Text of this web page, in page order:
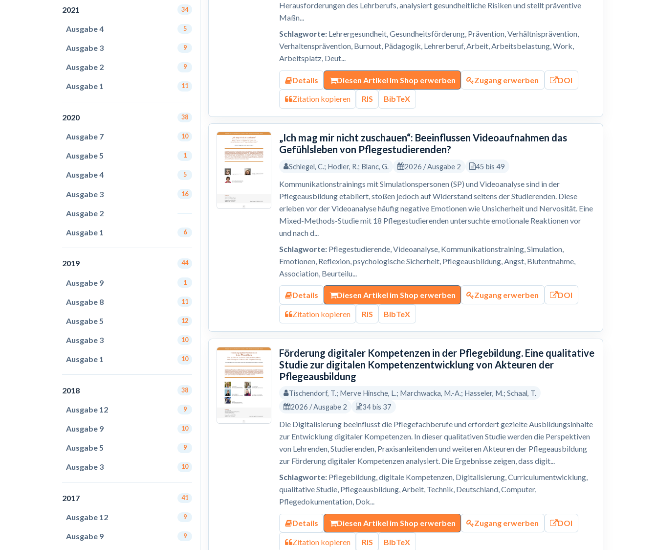
2021 34
Ausgabe 4 5
Ausgabe 3 9
Ausgabe 2 9
Ausgabe 1 11
2020 38
Ausgabe 7 10
Ausgabe 5 1
Ausgabe 4 5
Ausgabe 3 16
Ausgabe 2
Ausgabe 1 6
2019 44
Ausgabe 9 1
Ausgabe 8 11
Ausgabe 5 12
Ausgabe 3 10
Ausgabe 1 10
2018 38
Ausgabe 12 9
Ausgabe 9 10
Ausgabe 5 9
Ausgabe 3 10
2017 41
Ausgabe 12 9
Ausgabe 9 9
Herausforderungen des Lehrberufs, analysiert gesundheitliche Risiken und stellt präventive
Maßn...
Schlagworte: Lehrergesundheit, Gesundheitsförderung, Prävention, Verhältnisprävention,
Verhaltensprävention, Burnout, Pädagogik, Lehrerberuf, Arbeit, Arbeitsbelastung, Work,
Arbeitsplatz, Deut...
Details Diesen Artikel im Shop erwerben Zugang erwerben DOI
Zitation kopieren RIS BibTeX
„Ich mag mir nicht zuschauen“: Beeinflussen Videoaufnahmen das
Gefühlsleben von Pflegestudierenden?
Schlegel, C.; Hodler, R.; Blanc, G. 2026 / Ausgabe 2 45 bis 49
Kommunikationstrainings mit Simulationspersonen (SP) und Videoanalyse sind in der
Pflegeausbildung etabliert, stoßen jedoch auf Widerstand seitens der Studierenden. Diese
erleben vor der Videoanalyse häufig negative Emotionen wie Unsicherheit und Nervosität. Eine
Mixed-Methods-Studie mit 18 Pflegestudierenden untersuchte emotionale Reaktionen vor
und nach d...
Schlagworte: Pflegestudierende, Videoanalyse, Kommunikationstraining, Simulation,
Emotionen, Reflexion, psychologische Sicherheit, Pflegeausbildung, Angst, Blutentnahme,
Association, Beurteilu...
Details Diesen Artikel im Shop erwerben Zugang erwerben DOI
Zitation kopieren RIS BibTeX
Förderung digitaler Kompetenzen in der Pflegebildung. Eine qualitative
Studie zur digitalen Kompetenzentwicklung von Akteuren der
Pflegeausbildung
Tischendorf, T.; Merve Hinsche, L.; Marchwacka, M.-A.; Hasseler, M.; Schaal, T.
2026 / Ausgabe 2
34 bis 37
Die Digitalisierung beeinflusst die Pflegefachberufe und erfordert gezielte Ausbildungsinhalte
zur Entwicklung digitaler Kompetenzen. In dieser qualitativen Studie werden die Perspektiven
von Lehrenden, Studierenden, Praxisanleitenden und weiteren Akteuren der Pflegeausbildung
zur Förderung digitaler Kompetenzen analysiert. Die Ergebnisse zeigen, dass digit...
Schlagworte: Pflegebildung, digitale Kompetenzen, Digitalisierung, Curriculumentwicklung,
qualitative Studie, Pflegeausbildung, Arbeit, Technik, Deutschland, Computer,
Pflegedokumentation, Dok...
Details Diesen Artikel im Shop erwerben Zugang erwerben DOI
Zitation kopieren RIS BibTeX